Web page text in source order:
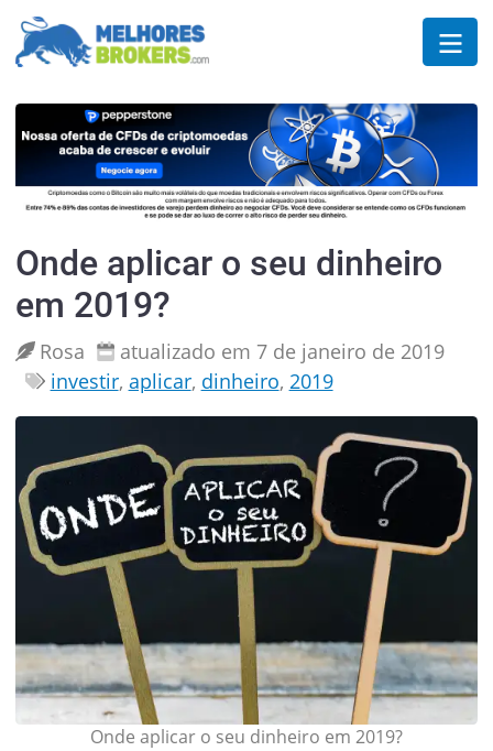
Onde aplicar o seu dinheiro
em 2019?
Rosa
atualizado em 7 de janeiro de 2019
investir, aplicar, dinheiro, 2019
Onde aplicar o seu dinheiro em 2019?